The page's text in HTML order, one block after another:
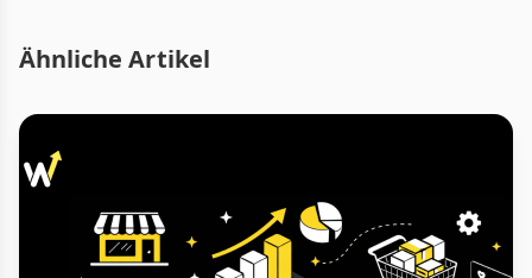
Ähnliche Artikel